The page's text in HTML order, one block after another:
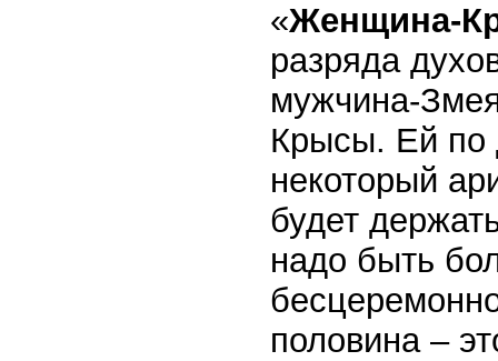
«Женщина-
разряда
мужчина-
Крысы. Ей по
некоторый
будет
надо быть
половина –